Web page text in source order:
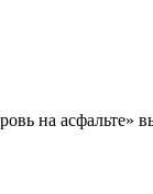
на